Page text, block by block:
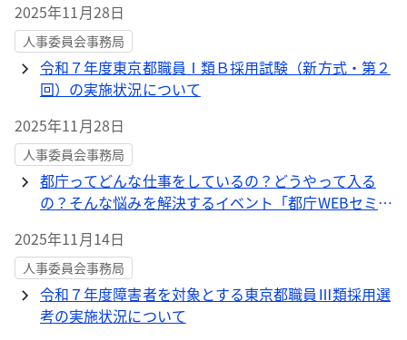
2025年11月28日
人事委員会事務局
令和７年度東京都職員Ⅰ類Ｂ採用試験（新方式・第２
回）の実施状況について
2025年11月28日
人事委員会事務局
都庁ってどんな仕事をしているの？どうやって入る
の？そんな悩みを解決するイベント「都庁WEBセミナ
2025年11月14日
人事委員会事務局
令和７年度障害者を対象とする東京都職員Ⅲ類採用選
考の実施状況について